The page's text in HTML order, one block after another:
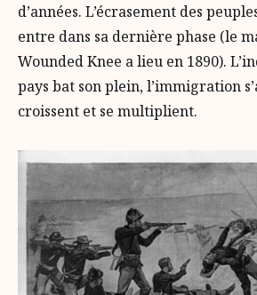
d’années. L’écrasement des
entre dans sa dernière phase (le
Wounded Knee a lieu en 1890).
pays bat son plein, l’immigration
croissent et se multiplient.